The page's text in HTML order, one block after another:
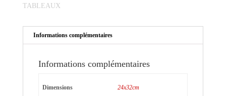
TABLEAUX
Informations complémentaires
Informations complémentaires
Dimensions 24x32cm